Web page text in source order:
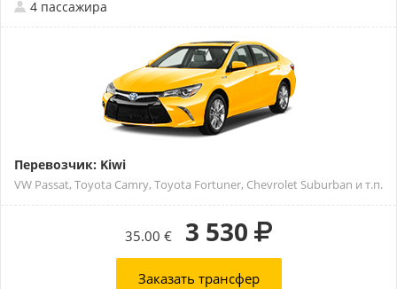
4 пассажира
Перевозчик: Kiwi
VW Passat, Toyota Camry, Toyota Fortuner, Chevrolet Suburban и т.п.
35.00 € 3 530
Заказать трансфер